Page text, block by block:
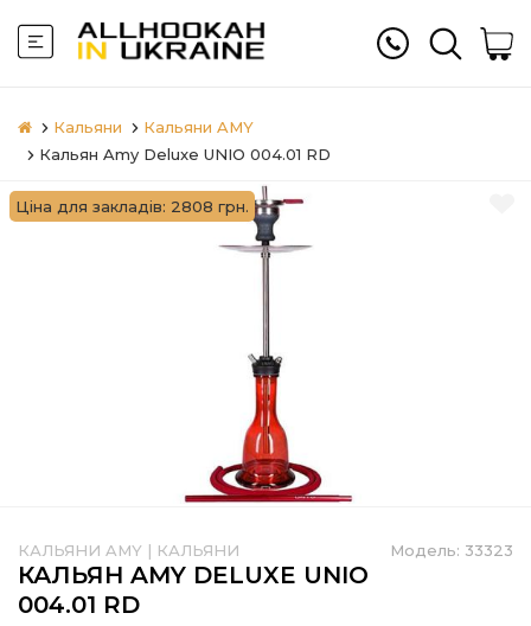
Кальяни
Кальяни AMY
Кальян Amy Deluxe UNIO 004.01 RD
Ціна для закладів: 2808 грн.
Модель: 33323
КАЛЬЯНИ AMY | КАЛЬЯНИ
КАЛЬЯН AMY DELUXE UNIO
004.01 RD